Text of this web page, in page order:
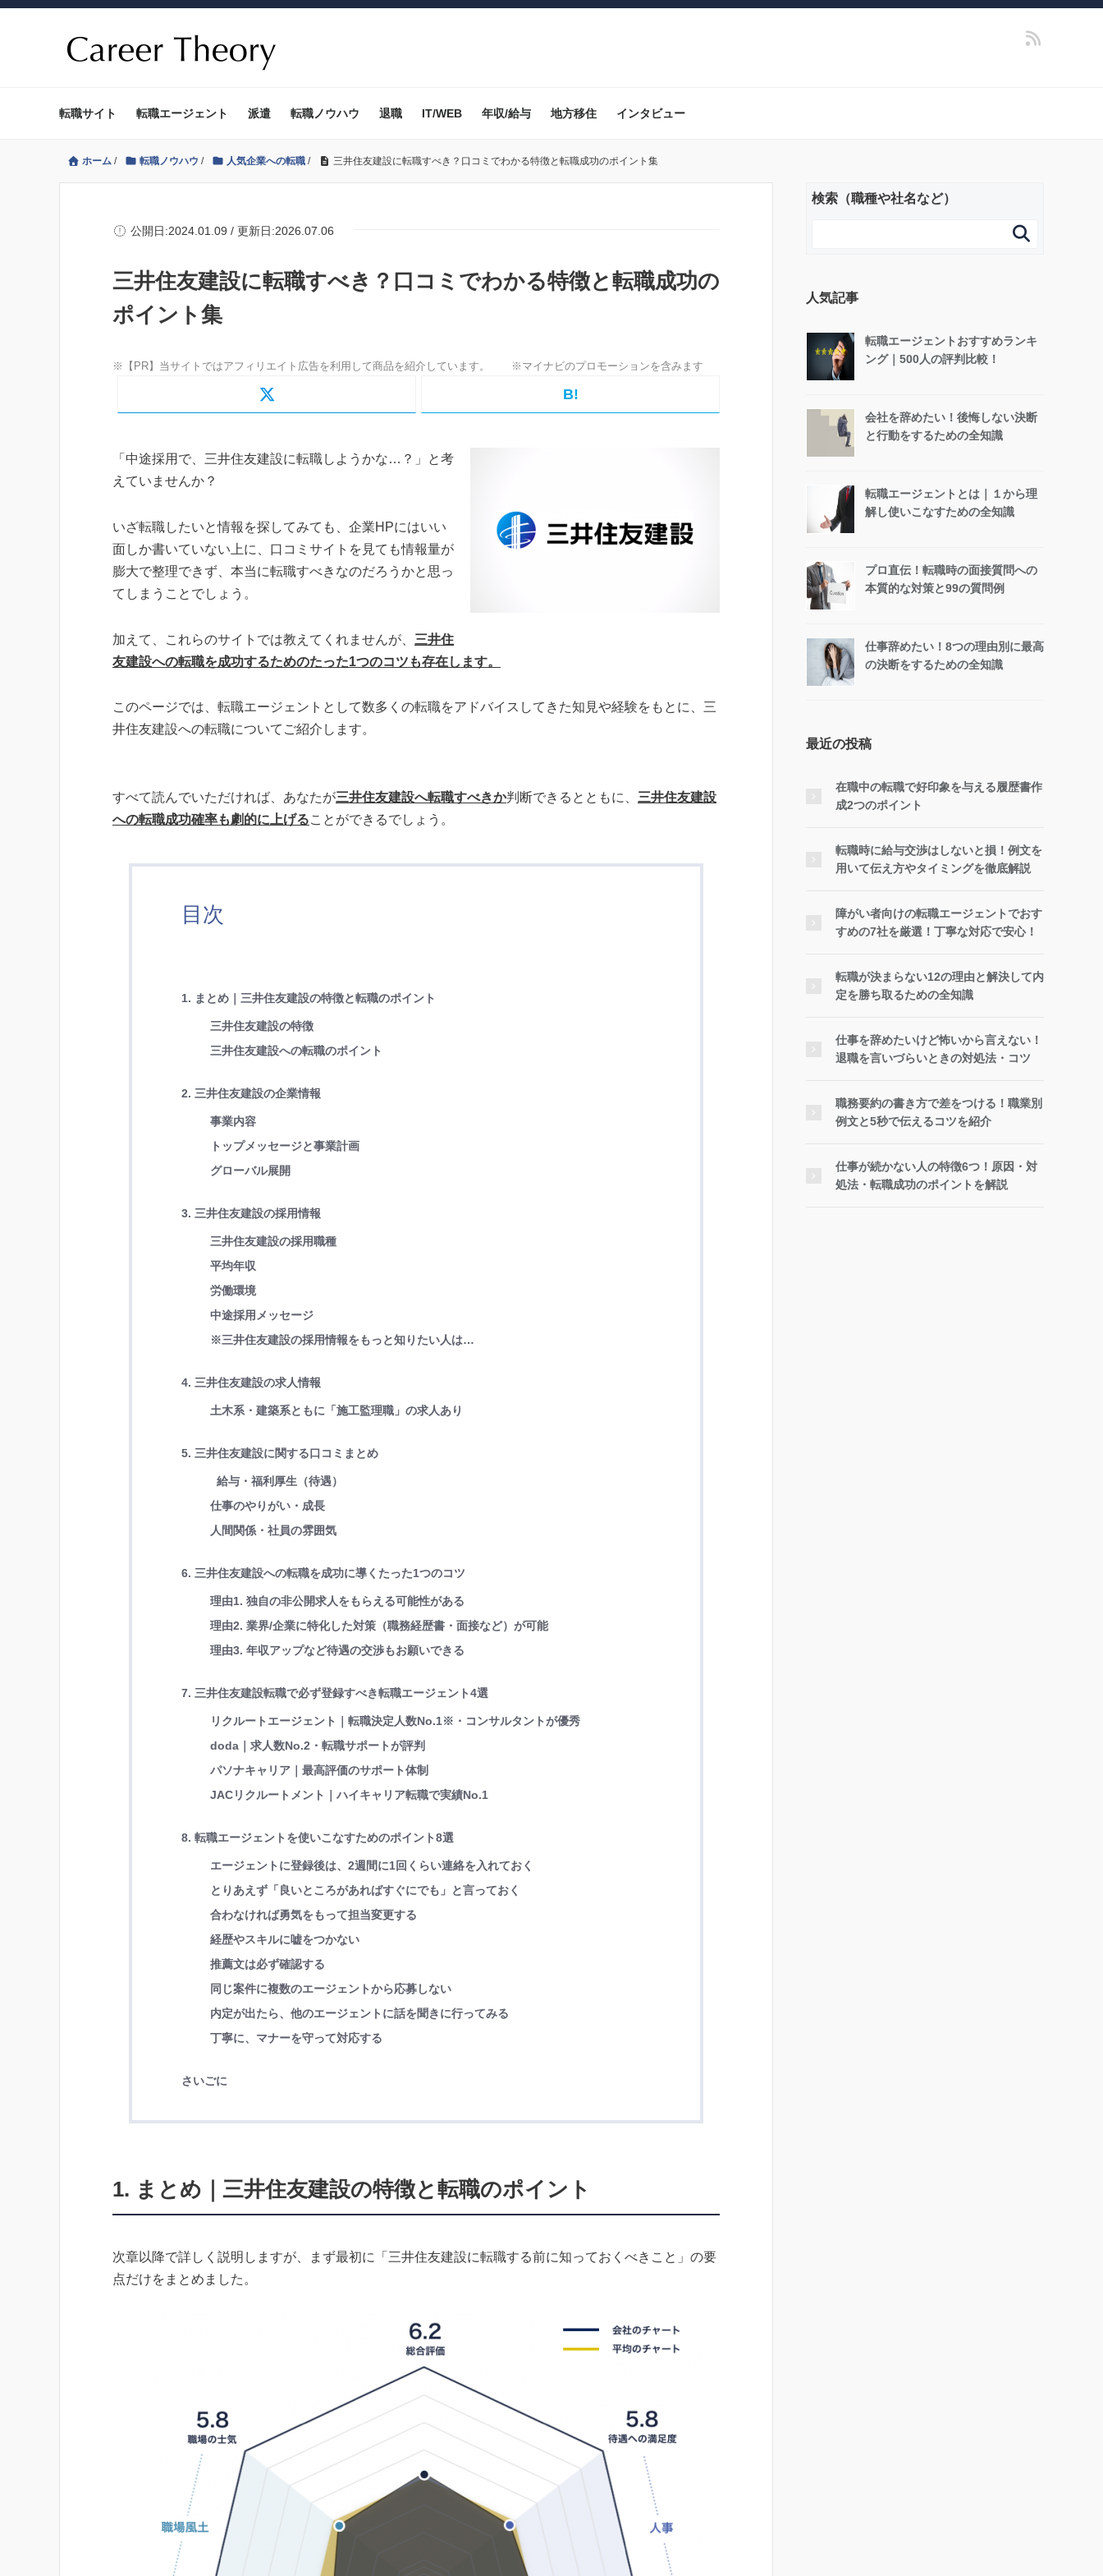
転職サイト 転職エージェント 派遣 転職ノウハウ 退職 IT/WEB 年収/給与 地方移住 インタビュー
ホーム / 転職ノウハウ / 人気企業への転職 / 三井住友建設に転職すべき？口コミでわかる特徴と転職成功のポイント集
公開日:2024.01.09 / 更新日:2026.07.06
三井住友建設に転職すべき？口コミでわかる特徴と転職成功の
ポイント集
B!
「中途採用で、三井住友建設に転職しようかな…？」と考
えていませんか？
いざ転職したいと情報を探してみても、企業HPにはいい
面しか書いていない上に、口コミサイトを見ても情報量が
膨大で整理できず、本当に転職すべきなのだろうかと思っ
てしまうことでしょう。
加えて、これらのサイトでは教えてくれませんが、 三井住
友建設への転職を成功するためのたった1つのコツも存在します。
このページでは、転職エージェントとして数多くの転職をアドバイスしてきた知見や経験をもとに、三
井住友建設への転職についてご紹介します。
すべて読んでいただければ、あなたが三井住友建設へ転職すべきか判断できるとともに、 三井住友建設
への転職成功確率も劇的に上げることができるでしょう。
目次
1. まとめ｜三井住友建設の特徴と転職のポイント
三井住友建設の特徴
三井住友建設への転職のポイント
2. 三井住友建設の企業情報
事業内容
トップメッセージと事業計画
グローバル展開
3. 三井住友建設の採用情報
三井住友建設の採用職種
平均年収
労働環境
中途採用メッセージ
※三井住友建設の採用情報をもっと知りたい人は…
4. 三井住友建設の求人情報
土木系・建築系ともに「施工監理職」の求人あり
5. 三井住友建設に関する口コミまとめ
給与・福利厚生（待遇）
仕事のやりがい・成長
人間関係・社員の雰囲気
6. 三井住友建設への転職を成功に導くたった1つのコツ
理由1. 独自の非公開求人をもらえる可能性がある
理由2. 業界/企業に特化した対策（職務経歴書・面接など）が可能
理由3. 年収アップなど待遇の交渉もお願いできる
7. 三井住友建設転職で必ず登録すべき転職エージェント4選
リクルートエージェント｜転職決定人数No.1※・コンサルタントが優秀
doda｜求人数No.2・転職サポートが評判
パソナキャリア｜最高評価のサポート体制
JACリクルートメント｜ハイキャリア転職で実績No.1
8. 転職エージェントを使いこなすためのポイント8選
エージェントに登録後は、2週間に1回くらい連絡を入れておく
とりあえず「良いところがあればすぐにでも」と言っておく
合わなければ勇気をもって担当変更する
経歴やスキルに嘘をつかない
推薦文は必ず確認する
同じ案件に複数のエージェントから応募しない
内定が出たら、他のエージェントに話を聞きに行ってみる
丁寧に、マナーを守って対応する
さいごに
1. まとめ｜三井住友建設の特徴と転職のポイント
次章以降で詳しく説明しますが、まず最初に「三井住友建設に転職する前に知っておくべきこと」の要
点だけをまとめました。
検索（職種や社名など）

人気記事
転職エージェントおすすめランキ
ング｜500人の評判比較！
会社を辞めたい！後悔しない決断
と行動をするための全知識
転職エージェントとは｜１から理
解し使いこなすための全知識
プロ直伝！転職時の面接質問への
本質的な対策と99の質問例
仕事辞めたい！8つの理由別に最高
の決断をするための全知識
最近の投稿
在職中の転職で好印象を与える履歴書作
成2つのポイント
転職時に給与交渉はしないと損！例文を
用いて伝え方やタイミングを徹底解説
障がい者向けの転職エージェントでおす
すめの7社を厳選！丁寧な対応で安心！
転職が決まらない12の理由と解決して内
定を勝ち取るための全知識
仕事を辞めたいけど怖いから言えない！
退職を言いづらいときの対処法・コツ
職務要約の書き方で差をつける！職業別
例文と5秒で伝えるコツを紹介
仕事が続かない人の特徴6つ！原因・対
処法・転職成功のポイントを解説